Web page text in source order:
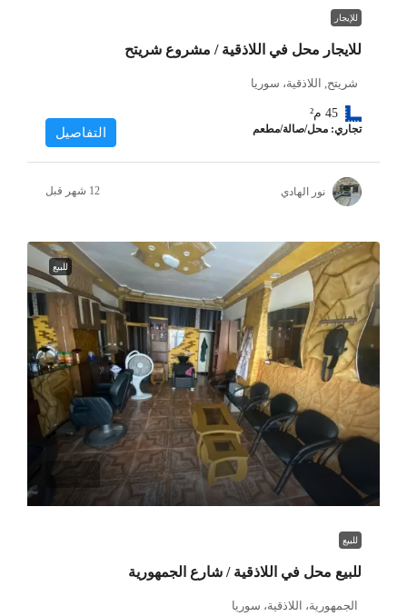
للإيجار
للايجار محل في اللاذقية / مشروع شريتح
شريتح, اللاذقية، سوريا
45 م²
تجاري: محل/صالة/مطعم التفاصيل
نور الهادي
للبيع
للبيع
للبيع محل في اللاذقية / شارع الجمهورية
الجمهورية، اللاذقية، سوريا